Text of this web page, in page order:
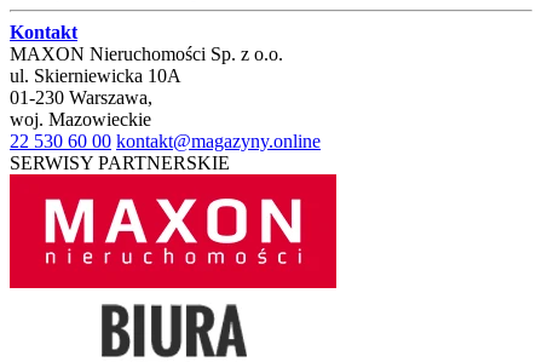
Kontakt
MAXON Nieruchomości Sp. z o.o.
ul. Skierniewicka 10A
01-230 Warszawa,
woj. Mazowieckie
22 530 60 00 kontakt@magazyny.online
SERWISY PARTNERSKIE